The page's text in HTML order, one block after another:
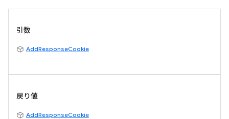
引数
AddResponseCookie
戻り値
AddResponseCookie